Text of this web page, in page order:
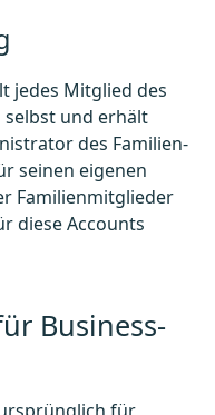
jedes Mitglied des
selbst und erhält
des Familien-
seinen eigenen
Familienmitglieder
diese Accounts
Business-